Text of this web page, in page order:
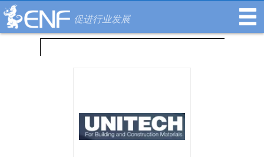
促进行业发展